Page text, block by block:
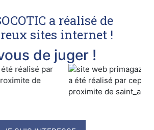
a réalisé de
sites internet !
de juger !